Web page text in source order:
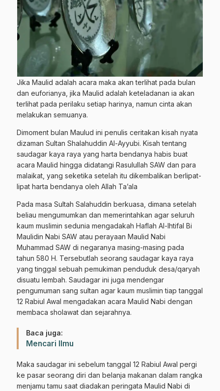
Jika Maulid adalah acara maka akan terlihat pada bulan
dan euforianya, jika Maulid adalah keteladanan ia akan
terlihat pada perilaku setiap harinya, namun cinta akan
melakukan semuanya.
Dimoment bulan Maulud ini penulis ceritakan kisah nyata
dizaman Sultan Shalahuddin Al-Ayyubi. Kisah tentang
saudagar kaya raya yang harta bendanya habis buat
acara Maulid hingga didatangi Rasulullah SAW dan para
malaikat, yang seketika setelah itu dikembalikan berlipat-
lipat harta bendanya oleh Allah Ta’ala
Pada masa Sultah Salahuddin berkuasa, dimana setelah
beliau mengumumkan dan memerintahkan agar seluruh
kaum muslimin sedunia mengadakah Haflah Al-Ihtifal Bi
Maulidin Nabi SAW atau perayaan Maulid Nabi
Muhammad SAW di negaranya masing-masing pada
tahun 580 H. Tersebutlah seorang saudagar kaya raya
yang tinggal sebuah pemukiman penduduk desa/qaryah
disuatu lembah. Saudagar ini juga mendengar
pengumuman sang sultan agar kaum muslimin tiap tanggal
12 Rabiul Awal mengadakan acara Maulid Nabi dengan
membaca sholawat dan sejarahnya.
Baca juga:
Mencari Ilmu
Maka saudagar ini sebelum tanggal 12 Rabiul Awal pergi
ke pasar seorang diri dan belanja makanan dalam rangka
menjamu tamu saat diadakan peringata Maulid Nabi di